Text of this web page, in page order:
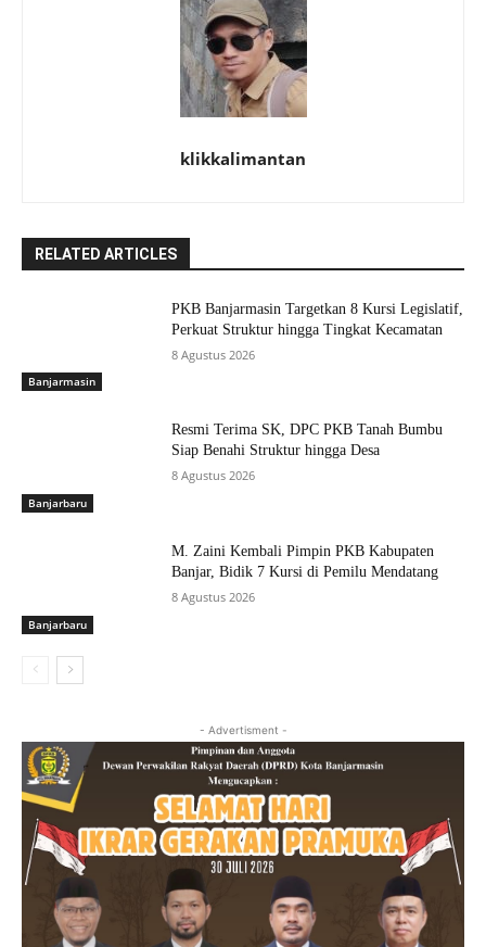
klikkalimantan
RELATED ARTICLES
Banjarmasin
PKB Banjarmasin Targetkan 8 Kursi Legislatif,
Perkuat Struktur hingga Tingkat Kecamatan
8 Agustus 2026
Banjarbaru
Resmi Terima SK, DPC PKB Tanah Bumbu
Siap Benahi Struktur hingga Desa
8 Agustus 2026
Banjarbaru
M. Zaini Kembali Pimpin PKB Kabupaten
Banjar, Bidik 7 Kursi di Pemilu Mendatang
8 Agustus 2026
- Advertisment -